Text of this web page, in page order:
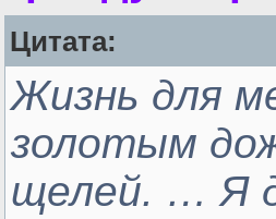
Цитата:
Жизнь для
золотым
щелей. … Я